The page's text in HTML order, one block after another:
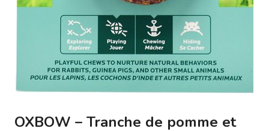
OXBOW – Tranche de pomme et